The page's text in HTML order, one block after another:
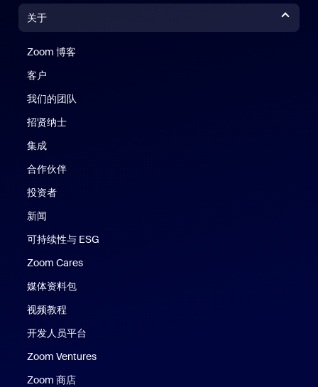
关于
Zoom 博客
客户
我们的团队
招贤纳士
集成
合作伙伴
投资者
新闻
可持续性与 ESG
Zoom Cares
媒体资料包
视频教程
开发人员平台
Zoom Ventures
Zoom 商店